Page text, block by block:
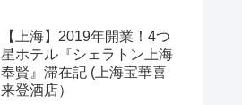
【上海】2019年開業！4つ
星ホテル『シェラトン上海
奉賢』滞在記 (上海宝華喜
来登酒店）